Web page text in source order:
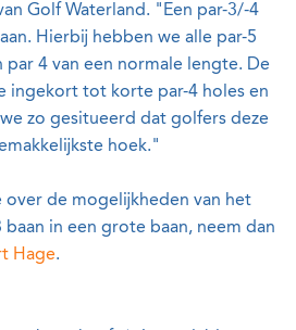
Golf Waterland. "Een par-3/-4
Hierbij hebben we alle par-5
4 van een normale lengte. De
ingekort tot korte par-4 holes en
zo gesitueerd dat golfers deze
hoek."
de mogelijkheden van het
baan in een grote baan, neem dan
Hage.